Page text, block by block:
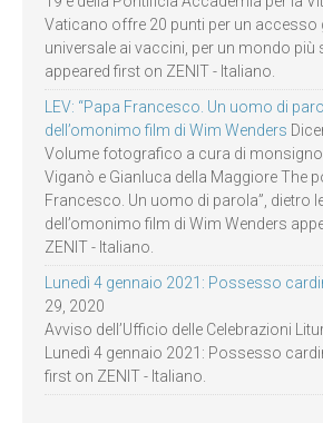
Vaticano offre 20 punti per un accesso
universale ai vaccini, per un mondo più
appeared first on ZENIT - Italiano.
LEV: “Papa Francesco. Un uomo di
dell’omonimo film di Wim Wenders
Volume fotografico a cura di
Viganò e Gianluca della Maggiore The
Francesco. Un uomo di parola”, dietro
dell’omonimo film di Wim Wenders
ZENIT - Italiano.
Lunedì 4 gennaio 2021: Possesso
29, 2020
Avviso dell’Ufficio delle Celebrazioni
Lunedì 4 gennaio 2021: Possesso
first on ZENIT - Italiano.